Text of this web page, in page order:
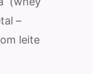
–
leite